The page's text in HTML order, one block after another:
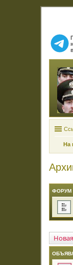
На
ФОРУМ